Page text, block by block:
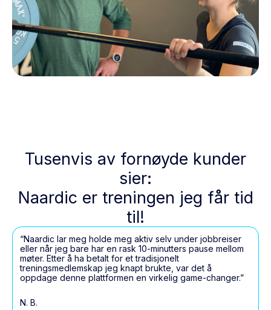
Tusenvis av fornøyde kunder
sier:
Naardic er treningen jeg får tid
til!
“Naardic lar meg holde meg aktiv selv under jobbreiser
eller når jeg bare har en rask 10-minutters pause mellom
møter. Etter å ha betalt for et tradisjonelt
treningsmedlemskap jeg knapt brukte, var det å
oppdage denne plattformen en virkelig game-changer.”
N. B.